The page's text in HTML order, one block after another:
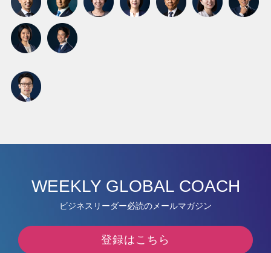
WEEKLY GLOBAL COACH
ビジネスリーダー必読のメールマガジン
登録はこちら